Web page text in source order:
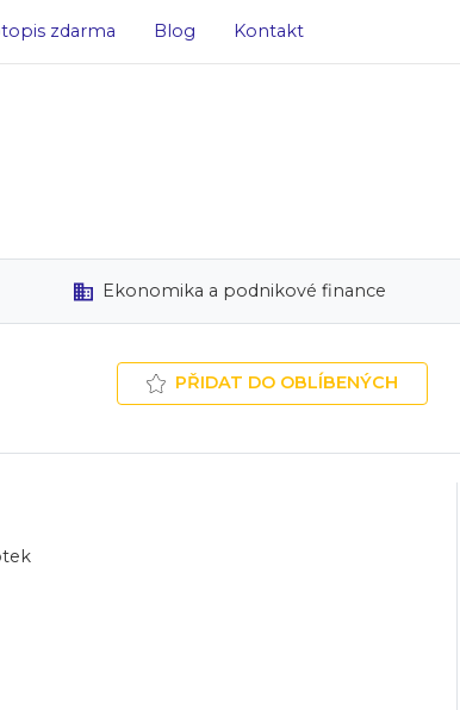
zdarma Blog Kontakt
Ekonomika a podnikové finance
PŘIDAT DO OBLÍBENÝCH